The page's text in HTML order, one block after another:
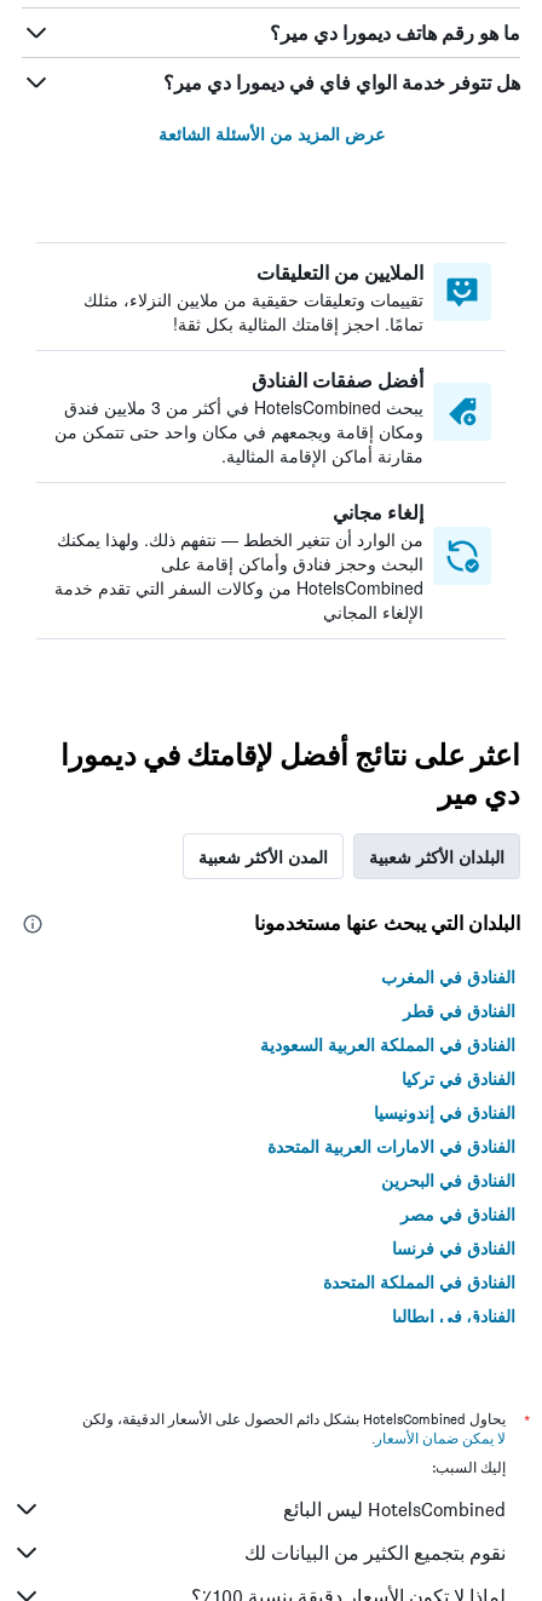
ما هو رقم هاتف ديمورا دي مير؟
هل تتوفر خدمة الواي فاي في ديمورا دي مير؟
عرض المزيد من الأسئلة الشائعة
الملايين من التعليقات
تقييمات وتعليقات حقيقية من ملايين النزلاء، مثلك
تمامًا. احجز إقامتك المثالية بكل ثقة!
أفضل صفقات الفنادق
يبحث HotelsCombined في أكثر من 3 ملايين فندق
ومكان إقامة ويجمعهم في مكان واحد حتى تتمكن من
مقارنة أماكن الإقامة المثالية.
إلغاء مجاني
من الوارد أن تتغير الخطط — نتفهم ذلك. ولهذا يمكنك
البحث وحجز فنادق وأماكن إقامة على
HotelsCombined من وكالات السفر التي تقدم خدمة
الإلغاء المجاني
اعثر على نتائج أفضل لإقامتك في ديمورا
دي مير
البلدان الأكثر شعبية المدن الأكثر شعبية
البلدان التي يبحث عنها مستخدمونا
الفنادق في المغرب
الفنادق في قطر
الفنادق في المملكة العربية السعودية
الفنادق في تركيا
الفنادق في إندونيسيا
الفنادق في الامارات العربية المتحدة
الفنادق في البحرين
الفنادق في مصر
الفنادق في فرنسا
الفنادق في المملكة المتحدة
الفنادق في إيطاليا
*
يحاول HotelsCombined بشكل دائم الحصول على الأسعار الدقيقة، ولكن
لا يمكن ضمان الأسعار .
إليك السبب:
HotelsCombined ليس البائع
نقوم بتجميع الكثير من البيانات لك
لماذا لا تكون الأسعار دقيقة بنسبة 100٪؟